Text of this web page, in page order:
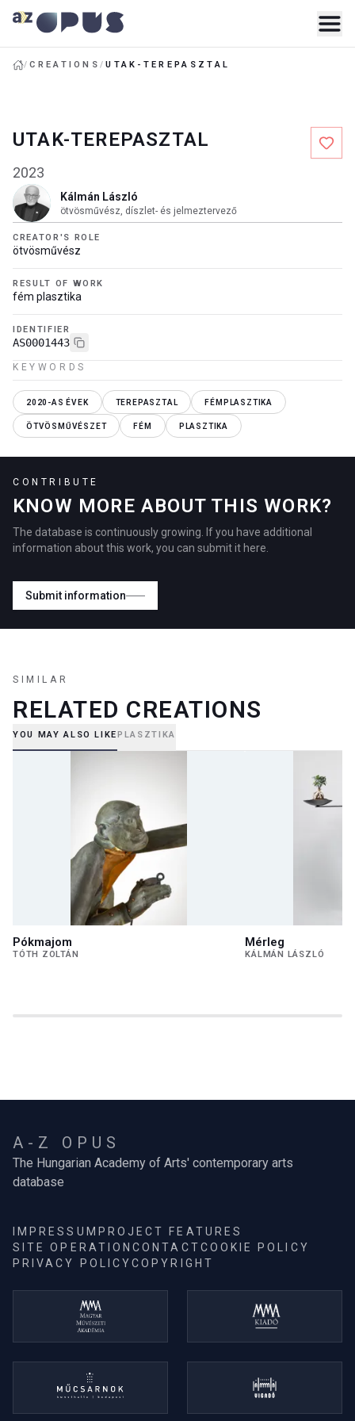
/CREATIONS/UTAK-TEREPASZTAL
UTAK-TEREPASZTAL
2023
Kálmán László
ötvösművész, díszlet- és jelmeztervező
CREATOR'S ROLE
ötvösművész
RESULT OF WORK
fém plasztika
IDENTIFIER
AS0001443
KEYWORDS
2020-AS ÉVEK TEREPASZTAL FÉMPLASZTIKA
ÖTVÖSMŰVÉSZET FÉM PLASZTIKA
CONTRIBUTE
KNOW MORE ABOUT THIS WORK?
The database is continuously growing. If you have additional
information about this work, you can submit it here.
Submit information
SIMILAR
RELATED CREATIONS
YOU MAY ALSO LIKEPLASZTIKA
Pókmajom
TÓTH ZOLTÁN
Mérleg
KÁLMÁN LÁSZLÓ
A-Z OPUS
The Hungarian Academy of Arts' contemporary arts
database
IMPRESSUM PROJECT FEATURES
SITE OPERATIONCONTACTCOOKIE POLICY
PRIVACY POLICYCOPYRIGHT